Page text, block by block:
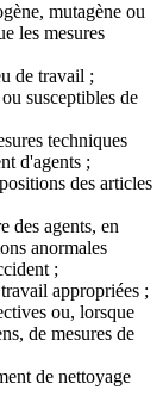
mutagène ou
les mesures
de travail ;
susceptibles de
techniques
d'agents ;
des articles
des agents, en
anormales
;
appropriées ;
ou, lorsque
de mesures de
de nettoyage